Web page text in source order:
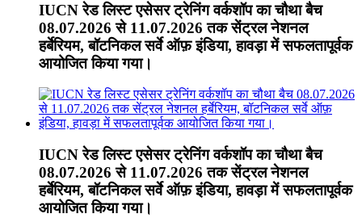
IUCN रेड लिस्ट एसेसर ट्रेनिंग वर्कशॉप का चौथा बैच
08.07.2026 से 11.07.2026 तक सेंट्रल नेशनल
हर्बेरियम, बॉटनिकल सर्वे ऑफ़ इंडिया, हावड़ा में सफलतापूर्वक
आयोजित किया गया।
IUCN रेड लिस्ट एसेसर ट्रेनिंग वर्कशॉप का चौथा बैच
08.07.2026 से 11.07.2026 तक सेंट्रल नेशनल
हर्बेरियम, बॉटनिकल सर्वे ऑफ़ इंडिया, हावड़ा में सफलतापूर्वक
आयोजित किया गया।